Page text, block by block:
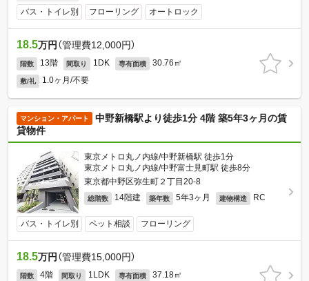
バス・トイレ別 フローリング オートロック
18.5万円 （管理費12,000円）
階数 13階 間取り 1DK 専有面積 30.76㎡
敷/礼 1.0ヶ月/不要
マンション・アパート
中野新橋駅より徒歩1分 4階 築5年3ヶ月の賃
貸物件
東京メトロ丸ノ内線/中野新橋駅 徒歩1分
東京メトロ丸ノ内線/中野富士見町駅 徒歩8分
東京都中野区弥生町２丁目20-8
総階数 14階建 築年数 5年3ヶ月 建物構造 RC
バス・トイレ別 ペット相談 フローリング
18.5万円 （管理費15,000円）
階数 4階 間取り 1LDK 専有面積 37.18㎡